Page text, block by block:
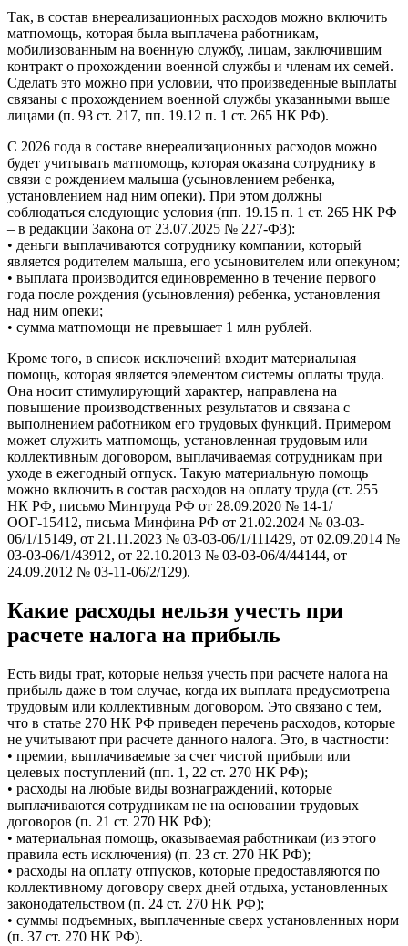
Так, в состав внереализационных расходов можно включить
матпомощь, которая была выплачена работникам,
мобилизованным на военную службу, лицам, заключившим
контракт о прохождении военной службы и членам их семей.
Сделать это можно при условии, что произведенные выплаты
связаны с прохождением военной службы указанными выше
лицами (п. 93 ст. 217, пп. 19.12 п. 1 ст. 265 НК РФ).
С 2026 года в составе внереализационных расходов можно
будет учитывать матпомощь, которая оказана сотруднику в
связи с рождением малыша (усыновлением ребенка,
установлением над ним опеки). При этом должны
соблюдаться следующие условия (пп. 19.15 п. 1 ст. 265 НК РФ
– в редакции Закона от 23.07.2025 № 227-ФЗ):
• деньги выплачиваются сотруднику компании, который
является родителем малыша, его усыновителем или опекуном;
• выплата производится единовременно в течение первого
года после рождения (усыновления) ребенка, установления
над ним опеки;
• сумма матпомощи не превышает 1 млн рублей.
Кроме того, в список исключений входит материальная
помощь, которая является элементом системы оплаты труда.
Она носит стимулирующий характер, направлена на
повышение производственных результатов и связана с
выполнением работником его трудовых функций. Примером
может служить матпомощь, установленная трудовым или
коллективным договором, выплачиваемая сотрудникам при
уходе в ежегодный отпуск. Такую материальную помощь
можно включить в состав расходов на оплату труда (ст. 255
НК РФ, письмо Минтруда РФ от 28.09.2020 № 14-1/
ООГ-15412, письма Минфина РФ от 21.02.2024 № 03-03-
06/1/15149, от 21.11.2023 № 03-03-06/1/111429, от 02.09.2014 №
03-03-06/1/43912, от 22.10.2013 № 03-03-06/4/44144, от
24.09.2012 № 03-11-06/2/129).
Какие расходы нельзя учесть при
расчете налога на прибыль
Есть виды трат, которые нельзя учесть при расчете налога на
прибыль даже в том случае, когда их выплата предусмотрена
трудовым или коллективным договором. Это связано с тем,
что в статье 270 НК РФ приведен перечень расходов, которые
не учитывают при расчете данного налога. Это, в частности:
• премии, выплачиваемые за счет чистой прибыли или
целевых поступлений (пп. 1, 22 ст. 270 НК РФ);
• расходы на любые виды вознаграждений, которые
выплачиваются сотрудникам не на основании трудовых
договоров (п. 21 ст. 270 НК РФ);
• материальная помощь, оказываемая работникам (из этого
правила есть исключения) (п. 23 ст. 270 НК РФ);
• расходы на оплату отпусков, которые предоставляются по
коллективному договору сверх дней отдыха, установленных
законодательством (п. 24 ст. 270 НК РФ);
• суммы подъемных, выплаченные сверх установленных норм
(п. 37 ст. 270 НК РФ).